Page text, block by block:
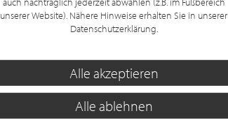
unserer Website). Nähere Hinweise erhalten Sie in unserer
Datenschutzerklärung.
Alle akzeptieren
Alle ablehnen